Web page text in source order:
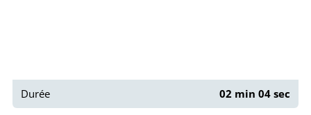
Durée 02 min 04 sec